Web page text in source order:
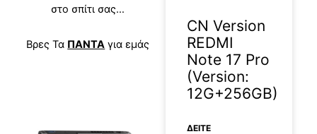
στο σπίτι σας…
Βρες Τα ΠΑΝΤΑ για εμάς
CN Version
REDMI
Note 17 Pro
(Version:
12G+256GB)
ΔΕΊΤΕ